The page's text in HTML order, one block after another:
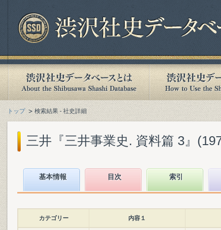
トップ 検索結果 - 社史詳細
三井『三井事業史. 資料篇 3』
基本情報 目次 索引
カテゴリー 内容１